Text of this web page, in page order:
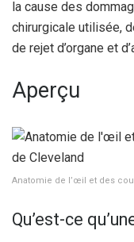
la cause des
chirurgicale utilisée,
de rejet d’organe et
Aperçu
Anatomie de l’œil et des
Qu’est-ce